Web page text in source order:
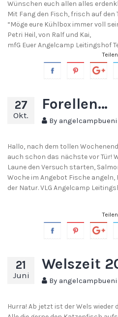
Wünschen euch allen alles
Mit Fang den Fisch, frisch auf den
“Möge eure Kühlbox immer voll
Petri Heil, von Ralf und Kai,
mfG Euer Angelcamp Leitingshof
Teilen
27
Okt.
Forellen…
By
Hallo, nach dem tollen
auch schon das nächste vor Tür!
Laune den Versuch starten,
Woche im Angebot Fische angeln,
der Natur. VLG Angelcamp
Teilen
21
Juni
Welszeit
By
Hurra! Ab jetzt ist der Wels wieder